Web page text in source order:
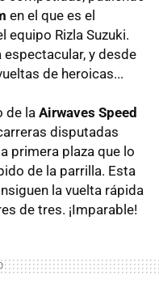
en el que es el
equipo Rizla Suzuki.
y desde
de heroicas...
de la Airwaves Speed
disputadas
primera plaza que lo
de la parrilla. Esta
la vuelta rápida
de tres. ¡Imparable!